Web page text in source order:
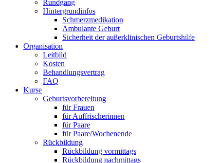
Rundgang
Hintergrundinfos
Schmerzmedikation
Ambulante Geburt
Sicherheit der außerklinischen Geburtshilfe
Organisation
Leitbild
Kosten
Behandlungsvertrag
FAQ
Kurse
Geburtsvorbereitung
für Frauen
für Auffrischerinnen
für Paare
für Paare/Wochenende
Rückbildung
Rückbildung vormittags
Rückbildung nachmittags